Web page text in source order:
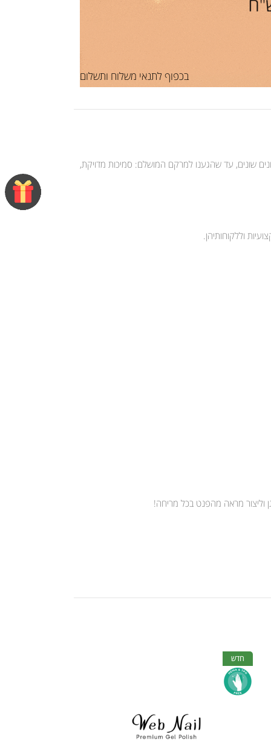
בכפוף לתנאי משלוח ותשלום
בחנו וניסינו עשרות פורמולות וגוונים שונים, עד שהגענו למרקם המושלם: סמיכות מדויקת,
וליצור מראה מהפנט בכל מריחה!
חדש